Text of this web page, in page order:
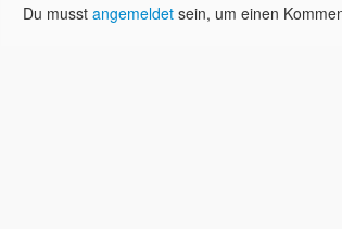
Du musst angemeldetsein, um einen